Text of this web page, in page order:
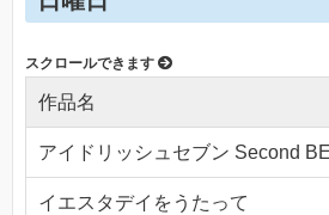
作品名
アイドリッシュセブン Second
イエスタデイをうたって